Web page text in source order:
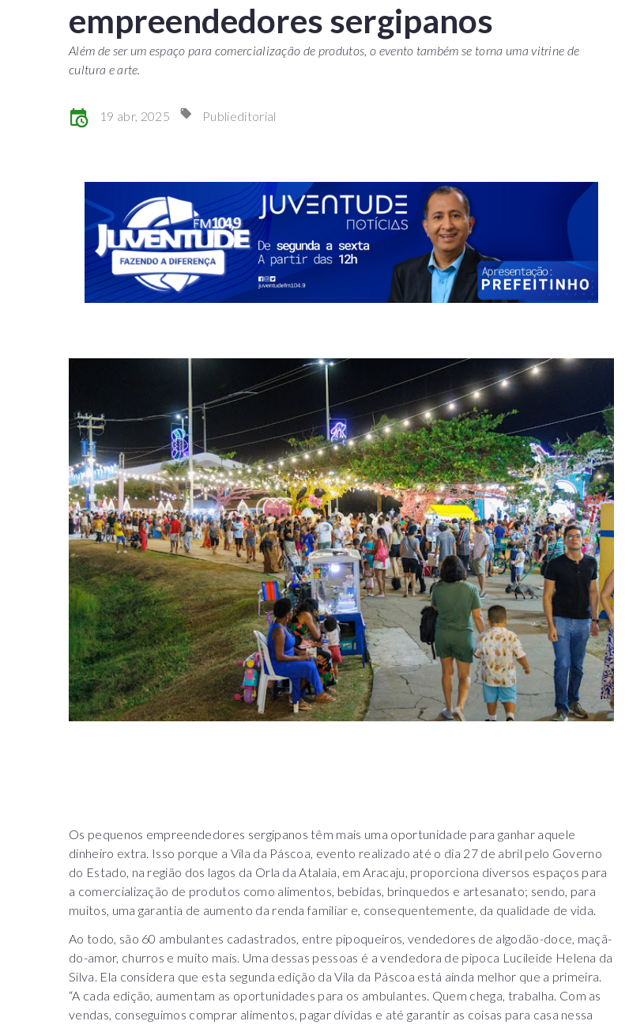
empreendedores sergipanos
Além de ser um espaço para comercialização de produtos, o evento também se torna uma vitrine de
cultura e arte.
19 abr, 2025 Publieditorial
Os pequenos empreendedores sergipanos têm mais uma oportunidade para ganhar aquele
dinheiro extra. Isso porque a Vila da Páscoa, evento realizado até o dia 27 de abril pelo Governo
do Estado, na região dos lagos da Orla da Atalaia, em Aracaju, proporciona diversos espaços para
a comercialização de produtos como alimentos, bebidas, brinquedos e artesanato; sendo, para
muitos, uma garantia de aumento da renda familiar e, consequentemente, da qualidade de vida.
Ao todo, são 60 ambulantes cadastrados, entre pipoqueiros, vendedores de algodão-doce, maçã-
do-amor, churros e muito mais. Uma dessas pessoas é a vendedora de pipoca Lucileide Helena da
Silva. Ela considera que esta segunda edição da Vila da Páscoa está ainda melhor que a primeira.
“A cada edição, aumentam as oportunidades para os ambulantes. Quem chega, trabalha. Com as
vendas, conseguimos comprar alimentos, pagar dívidas e até garantir as coisas para casa nessa